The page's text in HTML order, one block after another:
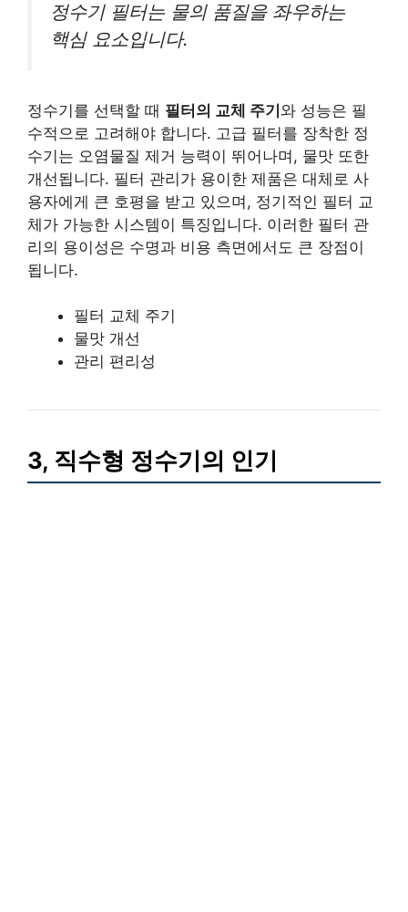
정수기 필터는 물의 품질을 좌우하는
핵심 요소입니다.
정수기를 선택할 때 필터의 교체 주기와 성능은 필
수적으로 고려해야 합니다. 고급 필터를 장착한 정
수기는 오염물질 제거 능력이 뛰어나며, 물맛 또한
개선됩니다. 필터 관리가 용이한 제품은 대체로 사
용자에게 큰 호평을 받고 있으며, 정기적인 필터 교
체가 가능한 시스템이 특징입니다. 이러한 필터 관
리의 용이성은 수명과 비용 측면에서도 큰 장점이
됩니다.
필터 교체 주기
물맛 개선
관리 편리성
3, 직수형 정수기의 인기